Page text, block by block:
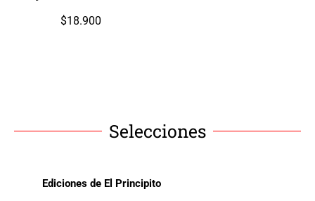
$18.900
Selecciones
Ediciones de El Principito